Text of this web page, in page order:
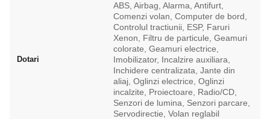
Dotari
ABS, Airbag, Alarma, Antifurt,
Comenzi volan, Computer de bord,
Controlul tractiunii, ESP, Faruri
Xenon, Filtru de particule, Geamuri
colorate, Geamuri electrice,
Imobilizator, Incalzire auxiliara,
Inchidere centralizata, Jante din
aliaj, Oglinzi electrice, Oglinzi
incalzite, Proiectoare, Radio/CD,
Senzori de lumina, Senzori parcare,
Servodirectie, Volan reglabil